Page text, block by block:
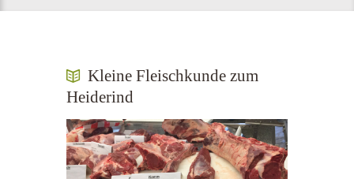
Kleine Fleischkunde zum
Heiderind